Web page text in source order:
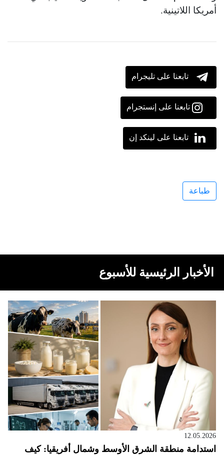
أمريكا اللاتينية.
تابعنا على تليجرام
تابعنا على إنستجرام
تابعنا على لينكد إن
طباعة
الأخبار الرئيسية للأسبوع
12.05.2026
استدامة منطقة الشرق الأوسط وشمال أفريقيا: كيف